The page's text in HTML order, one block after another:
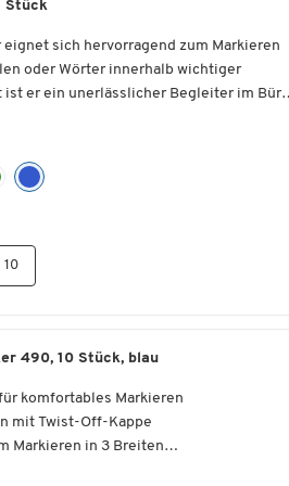
Stück
eignet sich hervorragend zum Markieren
oder Wörter innerhalb wichtiger
ist er ein unerlässlicher Begleiter im
trocknend.
Textmarker wahlweise in
zu 4 oder 10 Stück.
wichtiger Dokumente
10
490, 10 Stück, blau
komfortables Markieren
mit Twist-Off-Kappe
Markieren in 3 Breiten